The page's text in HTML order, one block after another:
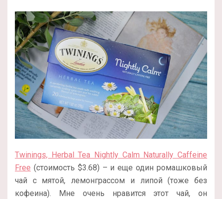
Twinings, Herbal Tea Nightly Calm Naturally Caffeine
Free (стоимость $3.68) – и еще один ромашковый
чай с мятой, лемонграссом и липой (тоже без
кофеина). Мне очень нравится этот чай, он